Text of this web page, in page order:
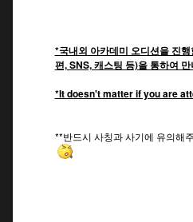
*국내외 아카데미 오디션을 진
편, SNS, 캐스팅 등)을 통하여
*It doesn't matter if you are
**반드시 사칭과 사기에 유의해